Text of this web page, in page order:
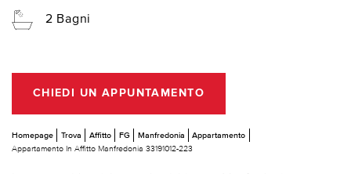
2 Bagni
CHIEDI UN APPUNTAMENTO
Homepage Trova Affitto FG Manfredonia
Appartamento
Appartamento In Affitto Manfredonia 33191012-223